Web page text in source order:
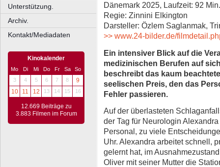
Unterstützung.
Archiv.
Kontakt/Mediadaten
Kinokalender
Mo Di Mi Do Fr Sa
So
3
4 5 6 7 8
9
10
11 12 13 14 15 16
12.669 Beiträge zu
3.883 Filmen im Forum
Dänemark 2025, Laufzeit: 92
Regie: Zinnini Elkington
Darsteller: Özlem Saglanmak,
>> www.24-bilder.de/
Ein intensiver Blick auf die
medizinischen Berufen auf
beschreibt das kaum
seelischen Preis, den das
Fehler passieren.
Auf der überlasteten
der Tag für Neurologin
Personal, zu viele
Uhr. Alexandra arbeitet schnell,
gelernt hat, im
Oliver mit seiner Mutter die